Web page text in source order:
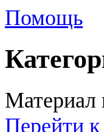
Помощь
Материал
Перейти